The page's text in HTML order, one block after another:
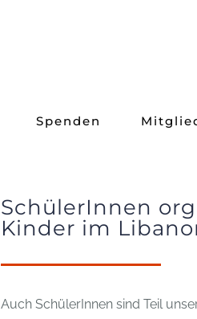
Spenden
SchülerInnen
Kinder im
Auch SchülerInnen sind Teil